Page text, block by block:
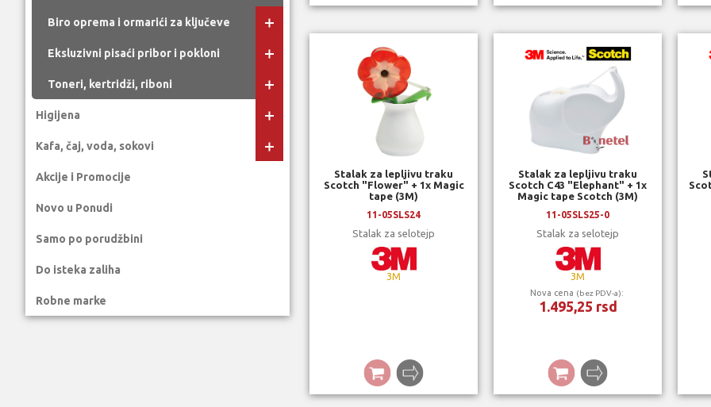
Biro oprema i ormarići za ključeve
Eksluzivni pisaći pribor i pokloni
Toneri, kertridži, riboni
Higijena
Kafa, čaj, voda, sokovi
Akcije i Promocije
Novo u Ponudi
Samo po porudžbini
Do isteka zaliha
Robne marke
Stalak za lepljivu traku
Scotch "Flower" + 1x Magic
tape (3M)
11-05SLS24
Stalak za selotejp
3M
Stalak za lepljivu traku
Scotch C43 "Elephant" + 1x
Magic tape Scotch (3M)
11-05SLS25-0
Stalak za selotejp
3M
Nova cena (bez PDV-a):
1.495,25 rsd